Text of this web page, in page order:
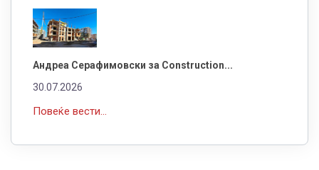
Андреа Серафимовски за Construction...
30.07.2026
Повеќе вести...